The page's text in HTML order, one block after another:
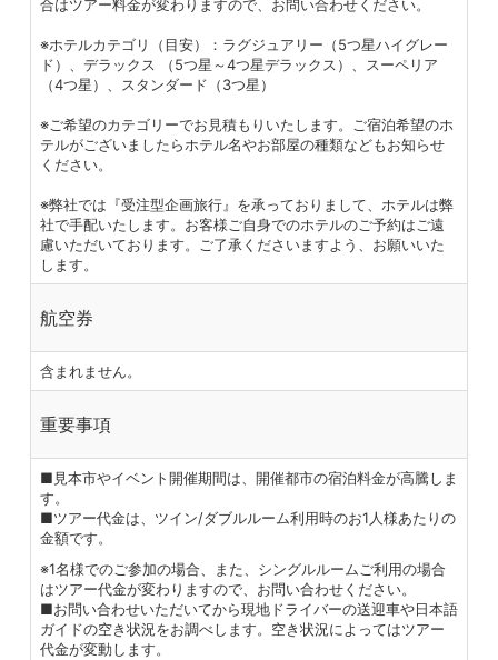
合はツアー料金が変わりますので、お問い合わせください。
※ホテルカテゴリ（目安）：ラグジュアリー（5つ星ハイグレー
ド）、デラックス （5つ星～4つ星デラックス）、スーペリア
（4つ星）、スタンダード（3つ星）
※ご希望のカテゴリーでお見積もりいたします。ご宿泊希望のホ
テルがございましたらホテル名やお部屋の種類などもお知らせ
ください。
※弊社では『受注型企画旅行』を承っておりまして、ホテルは弊
社で手配いたします。お客様ご自身でのホテルのご予約はご遠
慮いただいております。ご了承くださいますよう、お願いいた
します。
航空券
含まれません。
重要事項
■見本市やイベント開催期間は、開催都市の宿泊料金が高騰しま
す。
■ツアー代金は、ツイン/ダブルルーム利用時のお1人様あたりの
金額です。
※1名様でのご参加の場合、また、シングルルームご利用の場合
はツアー代金が変わりますので、お問い合わせください。
■お問い合わせいただいてから現地ドライバーの送迎車や日本語
ガイドの空き状況をお調べします。空き状況によってはツアー
代金が変動します。